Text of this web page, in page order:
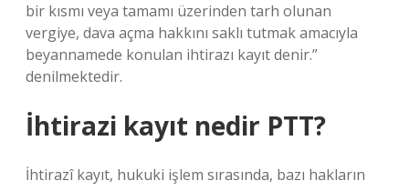
bir kısmı veya tamamı üzerinden tarh olunan
vergiye, dava açma hakkını saklı tutmak amacıyla
beyannamede konulan ihtirazı kayıt denir.”
denilmektedir.
İhtirazi kayıt nedir PTT?
İhtirazî kayıt, hukuki işlem sırasında, bazı hakların